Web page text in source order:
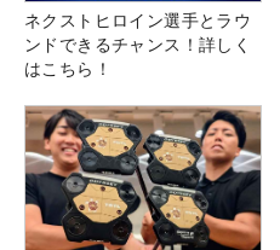
ネクストヒロイン選手とラウ
ンドできるチャンス！詳しく
はこちら！